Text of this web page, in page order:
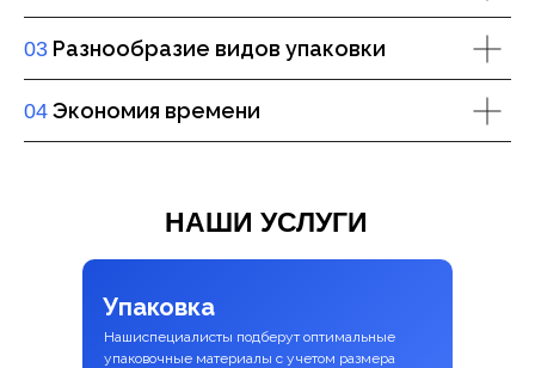
03 Разнообразие видов упаковки
04 Экономия времени
НАШИ УСЛУГИ
Упаковка
Нашиспециалисты подберут оптимальные
упаковочные материалы с учетом размера